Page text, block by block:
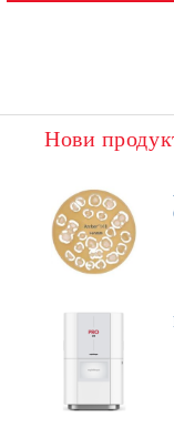
Нови